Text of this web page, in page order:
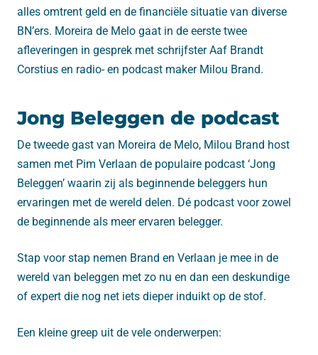
alles omtrent geld en de financiële situatie van diverse
BN’ers. Moreira de Melo gaat in de eerste twee
afleveringen in gesprek met schrijfster Aaf Brandt
Corstius en radio- en podcast maker Milou Brand.
Jong Beleggen de podcast
De tweede gast van Moreira de Melo, Milou Brand host
samen met Pim Verlaan de populaire podcast ‘Jong
Beleggen’ waarin zij als beginnende beleggers hun
ervaringen met de wereld delen. Dé podcast voor zowel
de beginnende als meer ervaren belegger.
Stap voor stap nemen Brand en Verlaan je mee in de
wereld van beleggen met zo nu en dan een deskundige
of expert die nog net iets dieper induikt op de stof.
Een kleine greep uit de vele onderwerpen: